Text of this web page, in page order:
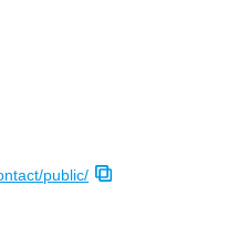
public/